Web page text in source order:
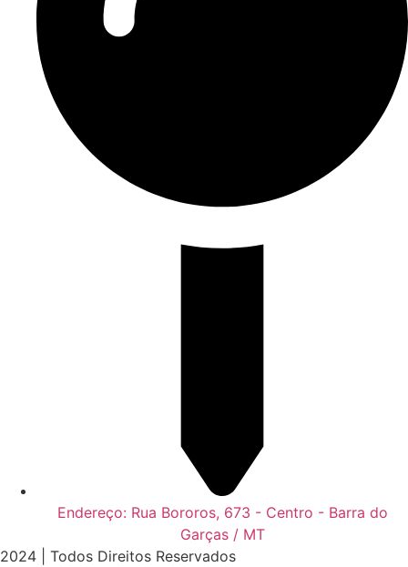
Endereço: Rua Bororos, 673 - Centro - Barra do
Garças / MT
2024 | Todos Direitos Reservados